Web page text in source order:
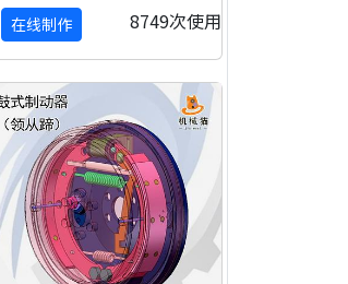
在线制作 8749次使用